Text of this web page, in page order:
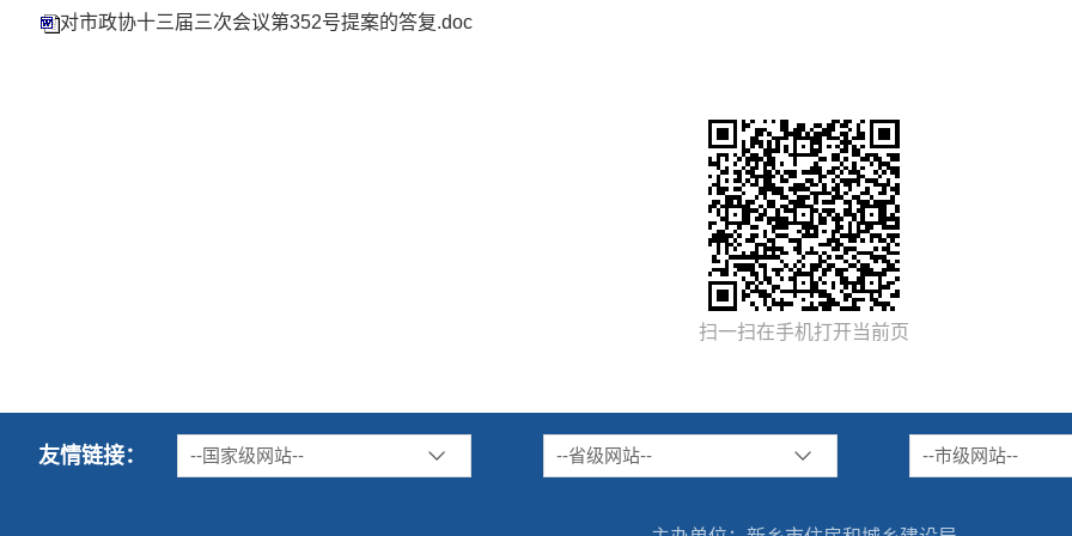
对市政协十三届三次会议第352号提案的答复.doc
扫一扫在手机打开当前页
友情链接： --国家级网站-- --省级网站-- --市级网站--